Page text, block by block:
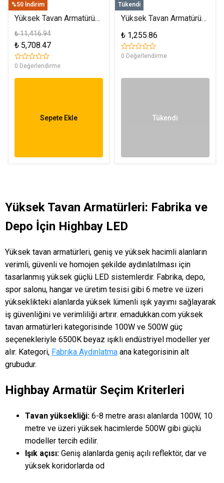
%50 İndirim
Yüksek Tavan Armatürü
500W 6500K Beyaz FL-
1051
₺ 11,416.94
₺ 5,708.47
0 Değerlendirme
Sepete Ekle
Tükendi
Tükendi
Yüksek Tavan Armatürü
100W 6500K Beyaz FL-
1053
₺ 1,255.86
0 Değerlendirme
Tükendi
Yüksek Tavan Armatürleri: Fabrika ve
Depo İçin Highbay LED
Yüksek tavan armatürleri, geniş ve yüksek hacimli alanların
verimli, güvenli ve homojen şekilde aydınlatılması için
tasarlanmış yüksek güçlü LED sistemlerdir. Fabrika, depo,
spor salonu, hangar ve üretim tesisi gibi 6 metre ve üzeri
yükseklikteki alanlarda yüksek lümenli ışık yayımı sağlayarak
iş güvenliğini ve verimliliği artırır. emadukkan.com yüksek
tavan armatürleri kategorisinde 100W ve 500W güç
seçenekleriyle 6500K beyaz ışıklı endüstriyel modeller yer
alır. Kategori, Fabrika Aydınlatma ana kategorisinin alt
grubudur.
Highbay Armatür Seçim Kriterleri
Tavan yüksekliği: 6-8 metre arası alanlarda 100W, 10
metre ve üzeri yüksek hacimlerde 500W gibi güçlü
modeller tercih edilir.
Işık açısı: Geniş alanlarda geniş açılı reflektör, dar ve
yüksek koridorlarda od